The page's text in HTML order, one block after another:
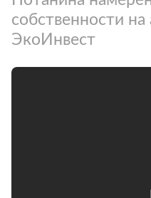
собственности
ЭкоИнвест